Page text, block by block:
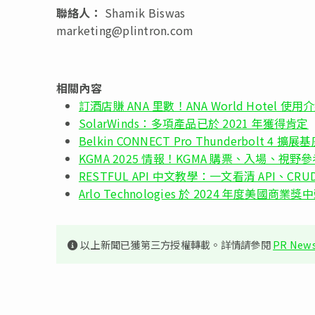
聯絡人： Shamik Biswas
marketing@plintron.com
相關內容
訂酒店賺 ANA 里數！ANA World Hotel 使用
SolarWinds：多項產品已於 2021 年獲得肯定
Belkin CONNECT Pro Thunderbolt 4 擴展基
KGMA 2025 情報！KGMA 購票、入場、視野
RESTFUL API 中文教學：一文看清 API、
Arlo Technologies 於 2024 年度美國商業獎
以上新聞已獲第三方授權轉載。詳情請參閱PR